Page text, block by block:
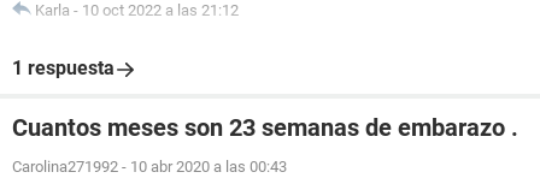
Karla - 10 oct 2022 a las 21:12
1 respuesta
Cuantos meses son 23 semanas de embarazo .
Carolina271992 - 10 abr 2020 a las 00:43